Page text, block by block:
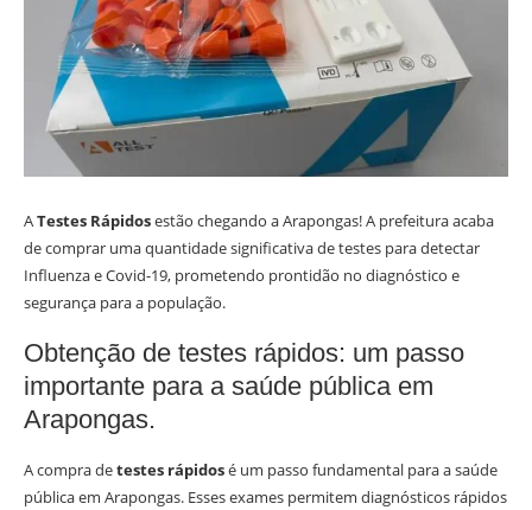
ATestes Rápidosestão chegando a Arapongas! A prefeitura acaba
de comprar uma quantidade significativa de testes para detectar
Influenza e Covid-19, prometendo prontidão no diagnóstico e
segurança para a população.
Obtenção de testes rápidos: um passo
importante para a saúde pública em
Arapongas.
A compra detestes rápidosé um passo fundamental para a saúde
pública em Arapongas. Esses exames permitem diagnósticos rápidos